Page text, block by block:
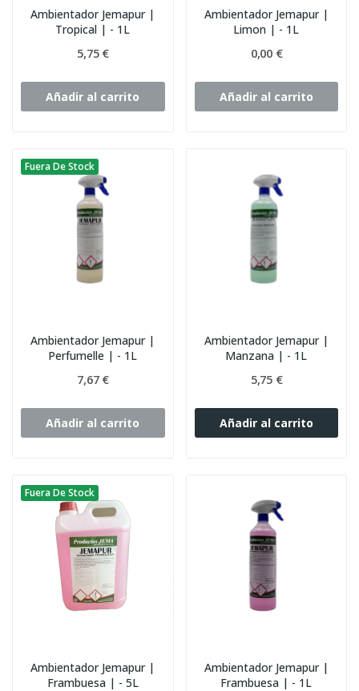
Ambientador Jemapur |
Tropical | - 1L
5,75 €
Añadir al carrito
Ambientador Jemapur |
Limon | - 1L
0,00 €
Añadir al carrito
Fuera De Stock
Ambientador Jemapur |
Perfumelle | - 1L
7,67 €
Añadir al carrito
Ambientador Jemapur |
Manzana | - 1L
5,75 €
Añadir al carrito
Fuera De Stock
Ambientador Jemapur |
Frambuesa | - 5L
Ambientador Jemapur |
Frambuesa | - 1L